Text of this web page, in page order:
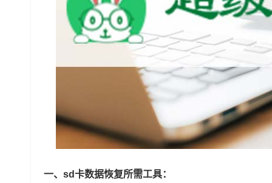
一、sd卡数据恢复所需工具：